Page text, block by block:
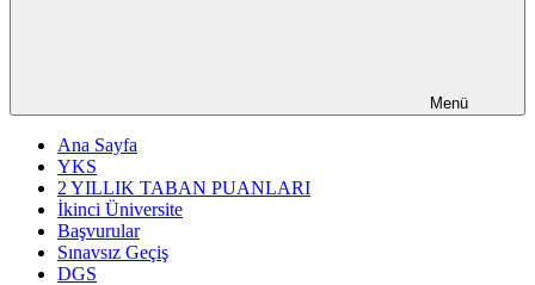
Menü
Ana Sayfa
YKS
2 YILLIK TABAN PUANLARI
İkinci Üniversite
Başvurular
Sınavsız Geçiş
DGS